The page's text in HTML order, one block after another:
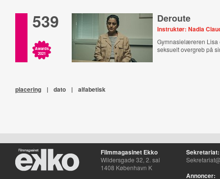
539
Awards
2021
Deroute
Instruktør: Nadia
Gymnasielæreren Lisa
seksuelt overgreb på
placering | dato | alfabetisk
Filmmagasinet Ekko
Wildersgade 32, 2. sal
1408 København K
Sekretariat:
Annoncer: